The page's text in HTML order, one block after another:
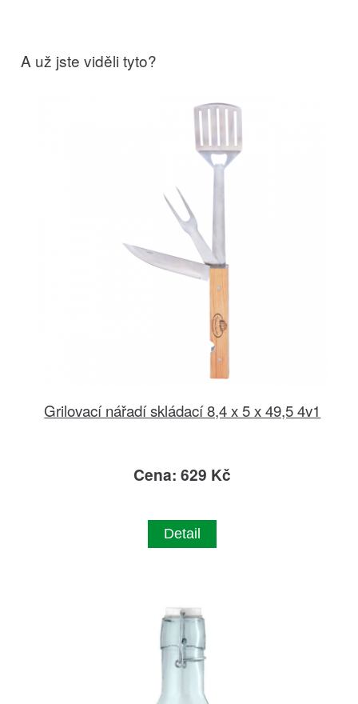
A už jste viděli tyto?
Grilovací nářadí skládací 8,4 x 5 x 49,5 4v1
Cena: 629 Kč
Detail